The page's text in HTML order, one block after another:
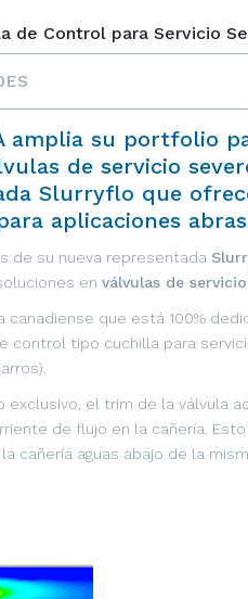
amplia su portfolio
de servicio
Slurryflo que
aplicaciones
de su nueva representada
en válvulas de
canadiense que está 100%
control tipo cuchilla para
exclusivo, el trim de la válvula
de flujo en la cañería.
cañería aguas abajo de la